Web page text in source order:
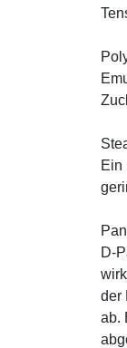
Ein
D-
der
ab.